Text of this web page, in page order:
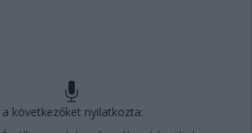
következőket nyilatkozta: